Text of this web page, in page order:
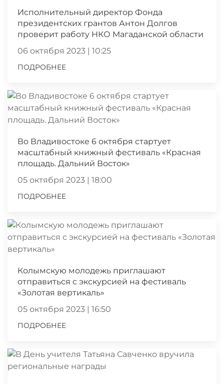
Исполнительный директор Фонда
президентских грантов Антон Долгов
проверит работу НКО Магаданской области
06 октября 2023 | 10:25
ПОДРОБНЕЕ
Во Владивостоке 6 октября стартует
масштабный книжный фестиваль «Красная
площадь. Дальний Восток»
05 октября 2023 | 18:00
ПОДРОБНЕЕ
Колымскую молодежь приглашают
отправиться с экскурсией на фестиваль
«Золотая вертикаль»
05 октября 2023 | 16:50
ПОДРОБНЕЕ